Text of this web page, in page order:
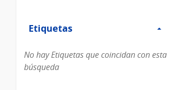
Etiquetas
Etiquetas
No hay Etiquetas que coincidan con esta
búsqueda